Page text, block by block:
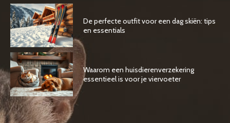
De perfecte outfit voor een dag skiën: tips
en essentials
Waarom een huisdierenverzekering
essentieel is voor je viervoeter